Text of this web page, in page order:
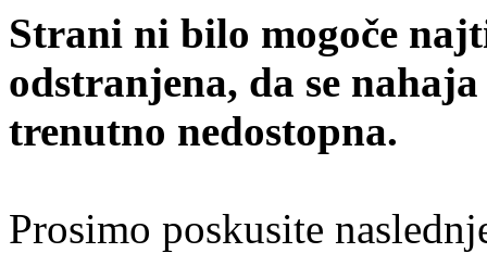
Strani ni bilo mogoče
odstranjena, da se
trenutno nedostopna.
Prosimo poskusite